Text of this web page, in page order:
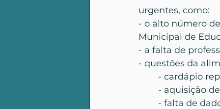
urgentes, como:
- o alto número
Municipal de
- a falta de
- questões da
- cardápio
- aquisição de
- falta de